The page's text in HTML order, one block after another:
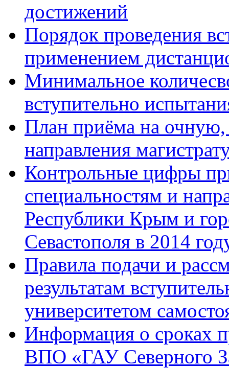
достижений
Порядок проведения
применением
Минимальное
вступительно
План приёма на
направления
Контрольные цифры
специальностям и
Республики Крым и
Севастополя в 2014
Правила подачи и
результатам
университетом
Информация о сроках
ВПО «ГАУ Северного